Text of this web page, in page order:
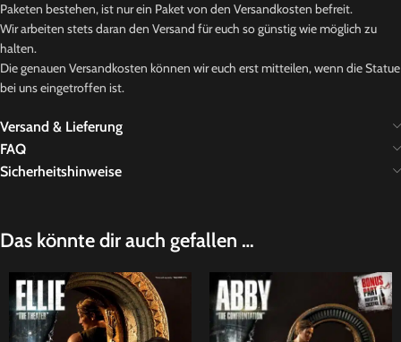
Paketen bestehen, ist nur ein Paket von den Versandkosten befreit.
Wir arbeiten stets daran den Versand für euch so günstig wie möglich zu
halten.
Die genauen Versandkosten können wir euch erst mitteilen, wenn die Statue
bei uns eingetroffen ist.
Versand & Lieferung
FAQ
Sicherheitshinweise
Das könnte dir auch gefallen …